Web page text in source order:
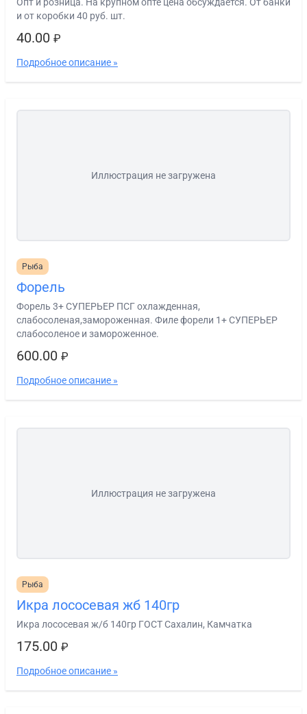
и от коробки 40 руб. шт.
40.00 ₽
Подробное описание »
Иллюстрация не загружена
Рыба
Форель
Форель 3+ СУПЕРЬЕР ПСГ охлажденная,
слабосоленая,замороженная. Филе форели 1+ СУПЕРЬЕР
слабосоленое и замороженное.
600.00 ₽
Подробное описание »
Иллюстрация не загружена
Рыба
Икра лососевая жб 140гр
Икра лососевая ж/б 140гр ГОСТ Сахалин, Камчатка
175.00 ₽
Подробное описание »